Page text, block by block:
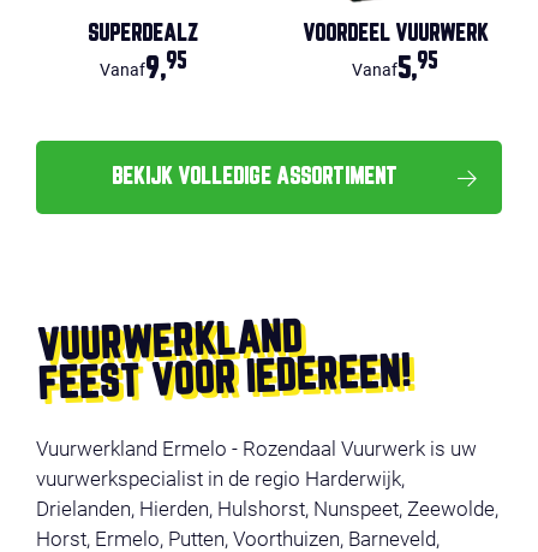
SUPERDEALZ
Vanaf9,95
VOORDEEL VUURWERK
Vanaf5,95
BEKIJK VOLLEDIGE ASSORTIMENT
VUURWERKLAND
FEEST VOOR IEDEREEN!
Vuurwerkland Ermelo - Rozendaal Vuurwerk is uw
vuurwerkspecialist in de regio Harderwijk,
Drielanden, Hierden, Hulshorst, Nunspeet, Zeewolde,
Horst, Ermelo, Putten, Voorthuizen, Barneveld,